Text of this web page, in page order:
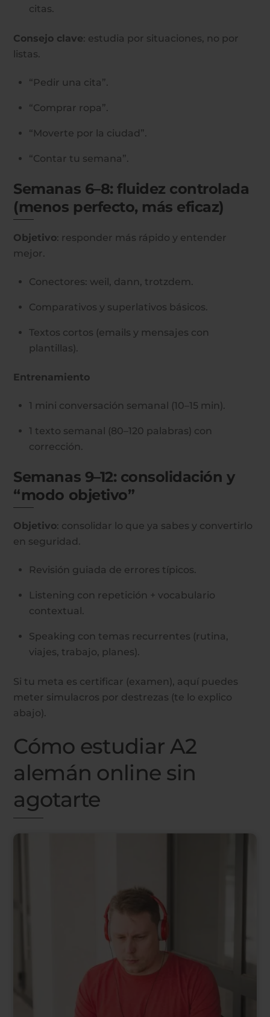
citas.
Consejo clave: estudia por situaciones, no por
listas.
“Pedir una cita”.
“Comprar ropa”.
“Moverte por la ciudad”.
“Contar tu semana”.
Semanas 6–8: fluidez controlada
(menos perfecto, más eficaz)
Objetivo: responder más rápido y entender
mejor.
Conectores: weil, dann, trotzdem.
Comparativos y superlativos básicos.
Textos cortos (emails y mensajes con
plantillas).
Entrenamiento
1 mini conversación semanal (10–15 min).
1 texto semanal (80–120 palabras) con
corrección.
Semanas 9–12: consolidación y
“modo objetivo”
Objetivo: consolidar lo que ya sabes y convertirlo
en seguridad.
Revisión guiada de errores típicos.
Listening con repetición + vocabulario
contextual.
Speaking con temas recurrentes (rutina,
viajes, trabajo, planes).
Si tu meta es certificar (examen), aquí puedes
meter simulacros por destrezas (te lo explico
abajo).
Cómo estudiar A2
alemán online sin
agotarte